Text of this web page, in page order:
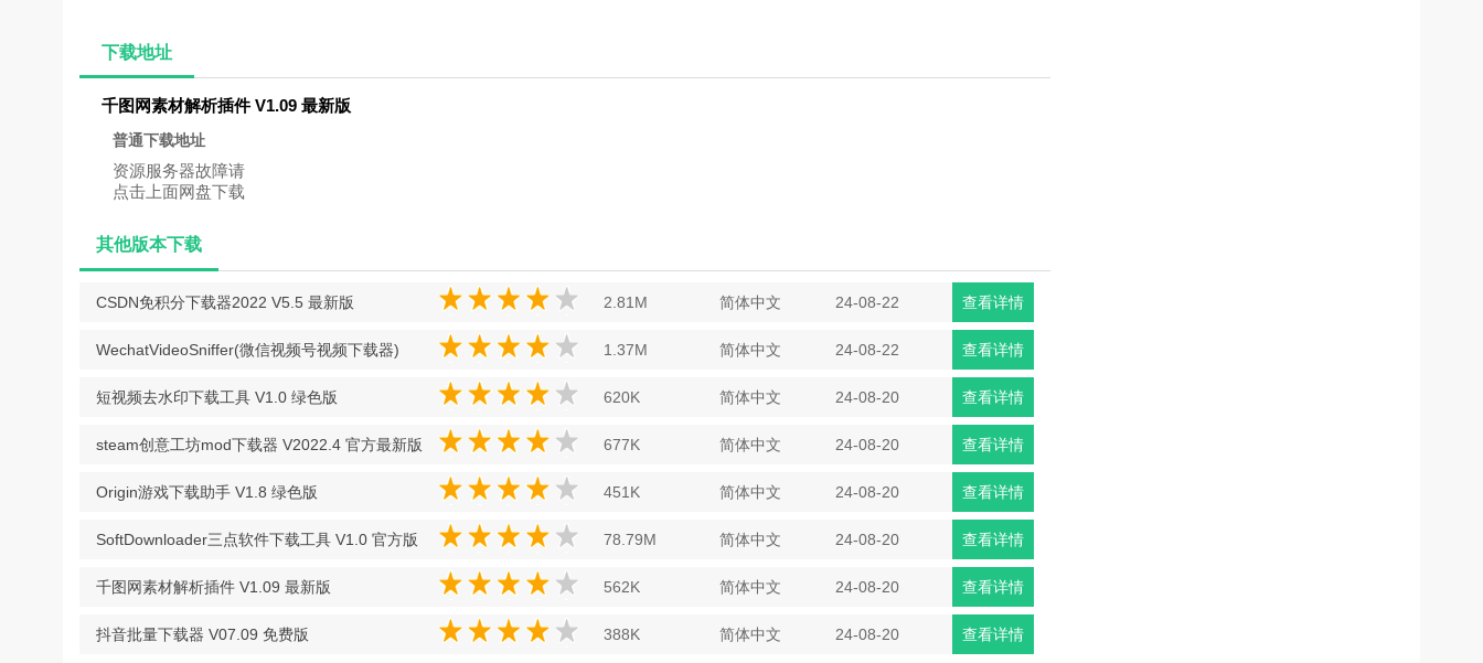
下载地址
千图网素材解析插件 V1.09 最新版
普通下载地址
资源服务器故障请
点击上面网盘下载
其他版本下载
查看详情
CSDN免积分下载器2022 V5.5 最新版 2.81M 简体中文 24-08-22
查看详情
WechatVideoSniffer(微信视频号视频下载器)
V1.0 绿色版
1.37M 简体中文 24-08-22
查看详情
短视频去水印下载工具 V1.0 绿色版 620K 简体中文 24-08-20
查看详情
steam创意工坊mod下载器 V2022.4 官方最新版 677K 简体中文 24-08-20
查看详情
Origin游戏下载助手 V1.8 绿色版 451K 简体中文 24-08-20
查看详情
SoftDownloader三点软件下载工具 V1.0 官方版 78.79M 简体中文 24-08-20
查看详情
千图网素材解析插件 V1.09 最新版 562K 简体中文 24-08-20
查看详情
抖音批量下载器 V07.09 免费版 388K 简体中文 24-08-20